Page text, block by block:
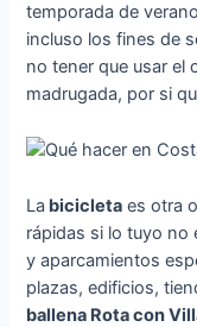
temporada de
incluso los fines de
no tener que usar el
madrugada, por si
La bicicleta es otra
rápidas si lo tuyo no
y aparcamientos
plazas, edificios,
ballena Rota con